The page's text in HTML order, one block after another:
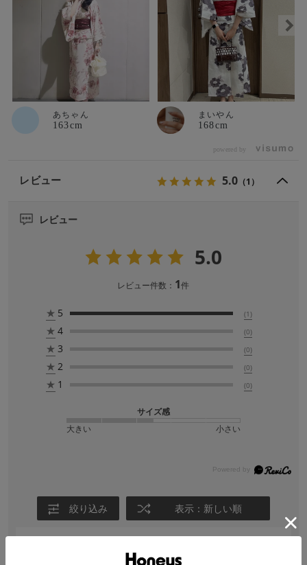
あちゃん
163cm
まいやん
168cm
powered by
レビュー 5.0 （1）
レビュー
5.0
レビュー件数： 1件
★ 5 (1)
★ 4 (0)
★ 3 (0)
★ 2 (0)
★ 1 (0)
サイズ感
大きい
小さい
絞り込み 表示：新しい順